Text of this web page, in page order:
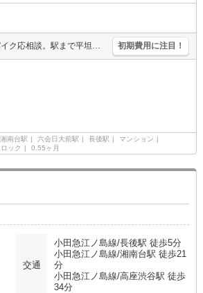
経済的な都市ガス使用。仲介手数料家賃の0.55ヵ月分。原付バイク応相談。駅まで平坦。オンライン対応相談可。内見予約受付中。3路線利用できて通勤便利。南向き。最新の空室状況はお気軽にお問い合わせ下さい。 初期費用に注目！
湘南台駅 六会日大前駅 長後駅
マンション
ック 0.55ヶ月
交通
小田急江ノ島線/長後駅 徒歩5分
小田急江ノ島線/湘南台駅 徒歩21
分
小田急江ノ島線/高座渋谷駅 徒歩
34分